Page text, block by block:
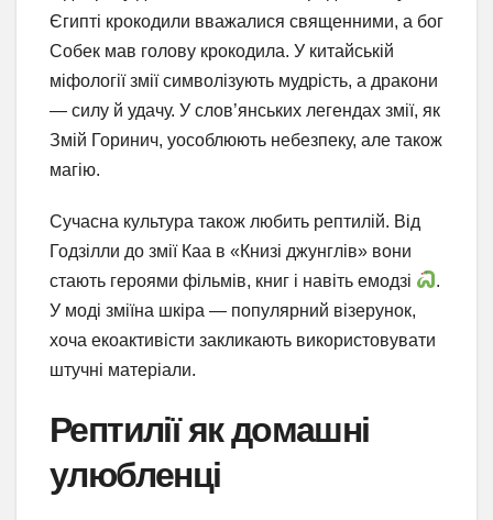
Єгипті крокодили вважалися священними, а бог
Собек мав голову крокодила. У китайській
міфології змії символізують мудрість, а дракони
— силу й удачу. У слов’янських легендах змії, як
Змій Горинич, уособлюють небезпеку, але також
магію.
Сучасна культура також любить рептилій. Від
Годзілли до змії Каа в «Книзі джунглів» вони
стають героями фільмів, книг і навіть емодзі
.
У моді зміїна шкіра — популярний візерунок,
хоча екоактивісти закликають використовувати
штучні матеріали.
Рептилії як домашні
улюбленці